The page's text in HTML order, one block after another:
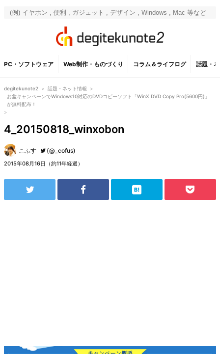
PC・ソフトウェア Web制作・ものづくり コラム＆ライフログ 話題・
degitekunote2 > 話題・ネット情報
>
お盆キャンペーンでWindows10対応のDVDコピーソフト「WinX DVD Copy Pro(5600円)」
が無料配布！
>
4_20150818_winxobon
こふす (@_cofus)
2015年08月16日（約11年経過）